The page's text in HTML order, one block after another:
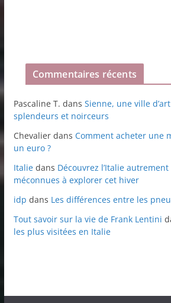
Commentaires récents
Pascaline T. dans Sienne, une ville
splendeurs et noirceurs
Chevalierdans Comment acheter une
un euro ?
Italiedans Découvrez l’Italie
méconnues à explorer cet hiver
idp dans Les différences entre les
Tout savoir sur la vie de Frank Lentini
les plus visitées en Italie